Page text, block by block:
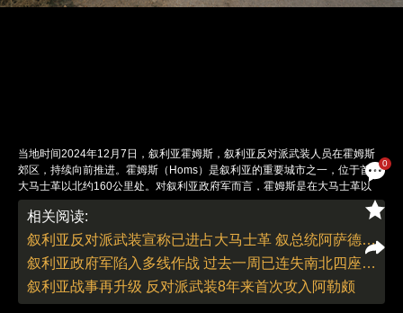
0
当地时间2024年12月7日，叙利亚霍姆斯，叙利亚反对派武装人员在霍姆斯
郊区，持续向前推进。霍姆斯（Homs）是叙利亚的重要城市之一，位于首都
大马士革以北约160公里处。对叙利亚政府军而言，霍姆斯是在大马士革以
北，阻挡来自北方的这支反政府武装的最后一道主要防线。 叙利亚反对派武
装当地时间12月8日凌晨发出通报称，过去24小时内，反对派武装已夺取4座
省会城市的控制权，并表示，即将集中兵力进攻首都大马士革。叙利亚政府军
曾在当地时间12月7日夜间表示，其已经加强了大马士革郊区和首都南部的所
有防御阵地，并继续打击哈马、霍姆斯和德拉等省的恐怖组织，且消灭了超过
300名武装分子。叙利亚总统办公室和伊朗政府此前一直对外强调称，叙利亚
总统巴沙尔·阿萨德没有离开该国，并正在大马士革继续工作，但有媒体消息
相关阅读:
叙利亚反对派武装宣称已进占大马士革 叙总统阿萨德去向未明
叙利亚政府军陷入多线作战 过去一周已连失南北四座重镇
叙利亚战事再升级 反对派武装8年来首次攻入阿勒颇